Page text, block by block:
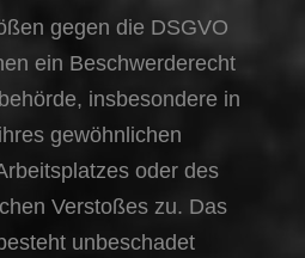
gegen die DSGVO
ein Beschwerderecht
insbesondere in
gewöhnlichen
oder des
Verstoßes zu. Das
unbeschadet